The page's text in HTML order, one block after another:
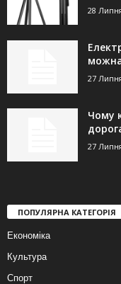
28
27
Чому
27
ПОПУЛЯРНА КАТЕГОРІЯ
Економіка
Культура
Спорт